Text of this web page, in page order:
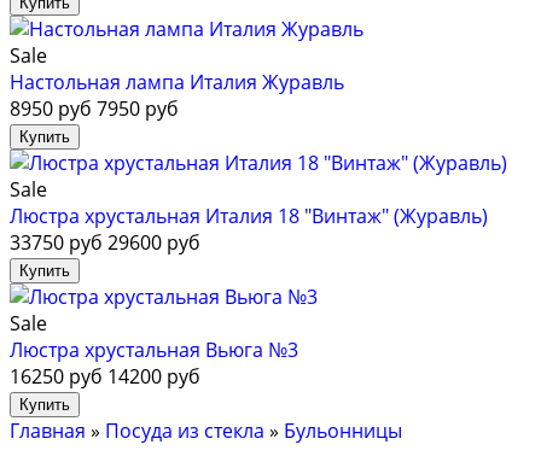
Sale
Настольная лампа Италия Журавль
8950 руб 7950 руб
Sale
Люстра хрустальная Италия 18 "Винтаж" (Журавль)
33750 руб 29600 руб
Sale
Люстра хрустальная Вьюга №3
16250 руб 14200 руб
Главная » Посуда из стекла » Бульонницы